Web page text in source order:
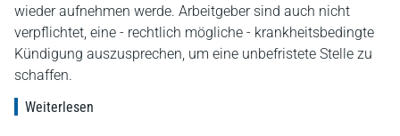
wieder aufnehmen werde. Arbeitgeber sind auch nicht
verpflichtet, eine - rechtlich mögliche - krankheitsbedingte
Kündigung auszusprechen, um eine unbefristete Stelle zu
schaffen.
Weiterlesen